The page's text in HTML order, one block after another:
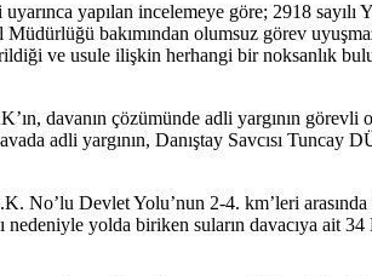
yapılan incelemeye göre; 2918 sayılı
bakımından olumsuz görev
ve usule ilişkin herhangi bir noksanlık
davanın çözümünde adli yargının görevli
adli yargının, Danıştay Savcısı Tuncay
No’lu Devlet Yolu’nun 2-4. km’leri
yolda biriken suların davacıya ait